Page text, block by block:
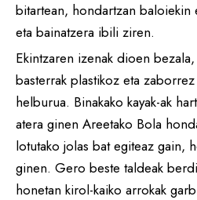
bitartean, hondartzan baloiekin
eta bainatzera ibili ziren.
Ekintzaren izenak dioen
basterrak plastikoz eta
helburua. Binakako kayak-ak
atera ginen Areetako Bola
lotutako jolas bat egiteaz gain,
ginen. Gero beste taldeak
honetan kirol-kaiko arrokak